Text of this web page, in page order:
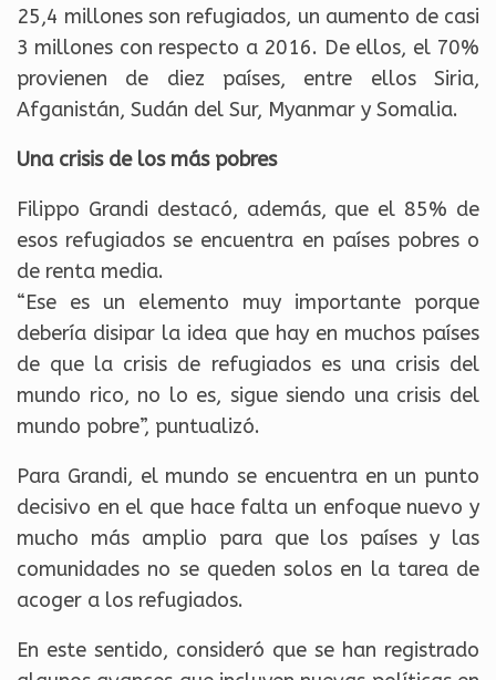
25,4 millones son refugiados, un aumento de casi
3 millones con respecto a 2016. De ellos, el 70%
provienen de diez países, entre ellos Siria,
Afganistán, Sudán del Sur, Myanmar y Somalia.
Una crisis de los más pobres
Filippo Grandi destacó, además, que el 85% de
esos refugiados se encuentra en países pobres o
de renta media.
“Ese es un elemento muy importante porque
debería disipar la idea que hay en muchos países
de que la crisis de refugiados es una crisis del
mundo rico, no lo es, sigue siendo una crisis del
mundo pobre”, puntualizó.
Para Grandi, el mundo se encuentra en un punto
decisivo en el que hace falta un enfoque nuevo y
mucho más amplio para que los países y las
comunidades no se queden solos en la tarea de
acoger a los refugiados.
En este sentido, consideró que se han registrado